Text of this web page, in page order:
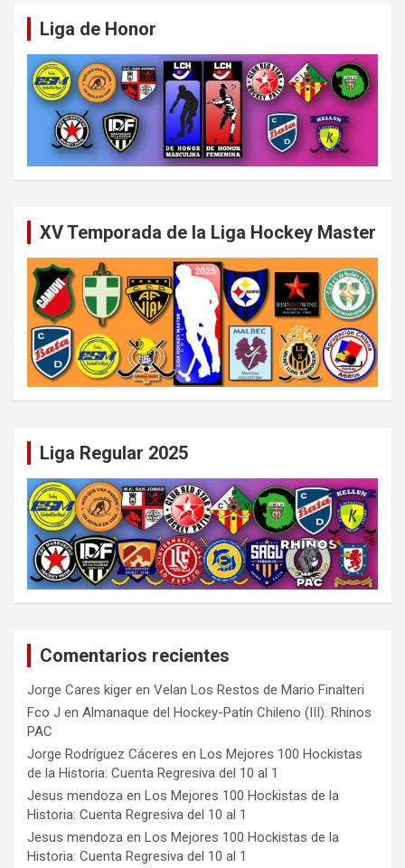
Liga de Honor
XV Temporada de la Liga Hockey Master
Liga Regular 2025
Comentarios recientes
Jorge Cares kiger en Velan Los Restos de Mario Finalteri
Fco J en Almanaque del Hockey-Patín Chileno (III): Rhinos
PAC
Jorge Rodríguez Cáceres en Los Mejores 100 Hockistas
de la Historia: Cuenta Regresiva del 10 al 1
Jesus mendoza en Los Mejores 100 Hockistas de la
Historia: Cuenta Regresiva del 10 al 1
Jesus mendoza en Los Mejores 100 Hockistas de la
Historia: Cuenta Regresiva del 10 al 1